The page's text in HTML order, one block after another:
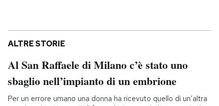
ALTRE STORIE
Al San Raffaele di Milano c’è stato uno
sbaglio nell’impianto di un embrione
Per un errore umano una donna ha ricevuto quello di un’altra